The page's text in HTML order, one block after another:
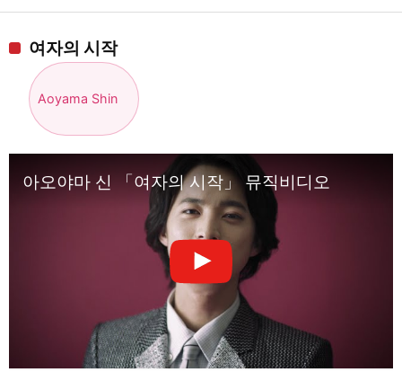
여자의 시작
Aoyama Shin
아오야마 신 「여자의 시작」 뮤직비디오